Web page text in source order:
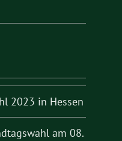
2023 in Hessen
am 08.